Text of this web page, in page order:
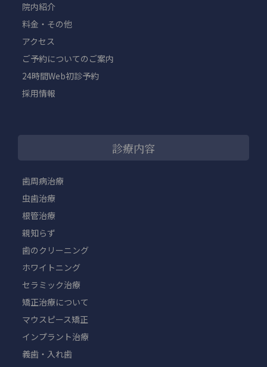
院内紹介
料金・その他
アクセス
ご予約についてのご案内
24時間Web初診予約
採用情報
診療内容
歯周病治療
虫歯治療
根管治療
親知らず
歯のクリーニング
ホワイトニング
セラミック治療
矯正治療について
マウスピース矯正
インプラント治療
義歯・入れ歯